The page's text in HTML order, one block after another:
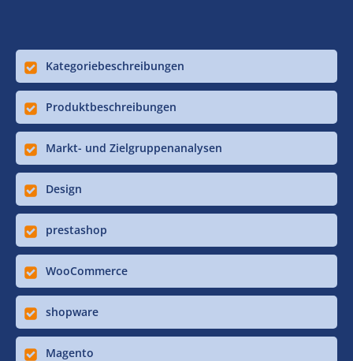
Kategoriebeschreibungen
Produktbeschreibungen
Markt- und Zielgruppenanalysen
Design
prestashop
WooCommerce
shopware
Magento